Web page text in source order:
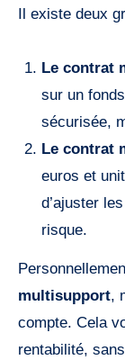
Il existe deux
Le contrat
sur un
sécurisée,
Le contrat
euros et
d’ajuster
risque.
multisupport,
compte. Cela
rentabilité,